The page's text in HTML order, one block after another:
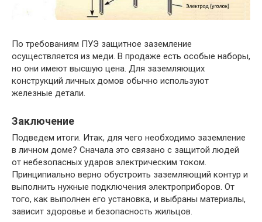
По требованиям ПУЭ защитное заземление
осуществляется из меди. В продаже есть особые наборы,
но они имеют высшую цена. Для заземляющих
конструкций личных домов обычно используют
железные детали.
Заключение
Подведем итоги. Итак, для чего необходимо заземление
в личном доме? Сначала это связано с защитой людей
от небезопасных ударов электрическим током.
Принципиально верно обустроить заземляющий контур и
выполнить нужные подключения электроприборов. От
того, как выполнен его установка, и выбраны материалы,
зависит здоровье и безопасность жильцов.